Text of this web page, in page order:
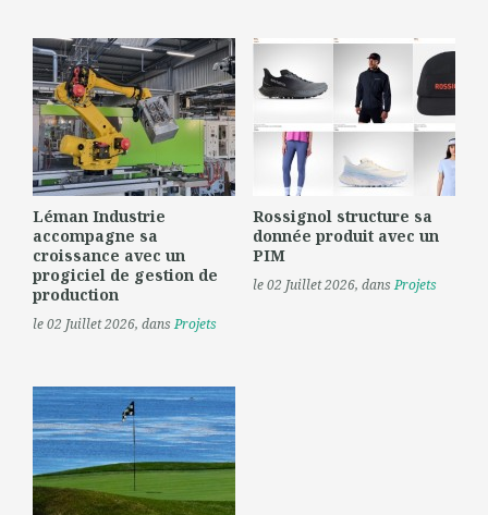
Léman Industrie
accompagne sa
croissance avec un
progiciel de gestion de
production
le 02 Juillet 2026, dansProjets
Rossignol structure sa
donnée produit avec un
PIM
le 02 Juillet 2026, dansProjets